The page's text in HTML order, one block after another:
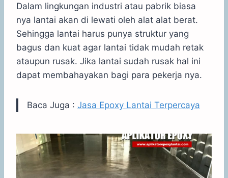
Dalam lingkungan industri atau pabrik biasa
nya lantai akan di lewati oleh alat alat berat.
Sehingga lantai harus punya struktur yang
bagus dan kuat agar lantai tidak mudah retak
ataupun rusak. Jika lantai sudah rusak hal ini
dapat membahayakan bagi para pekerja nya.
Baca Juga : Jasa Epoxy Lantai Terpercaya